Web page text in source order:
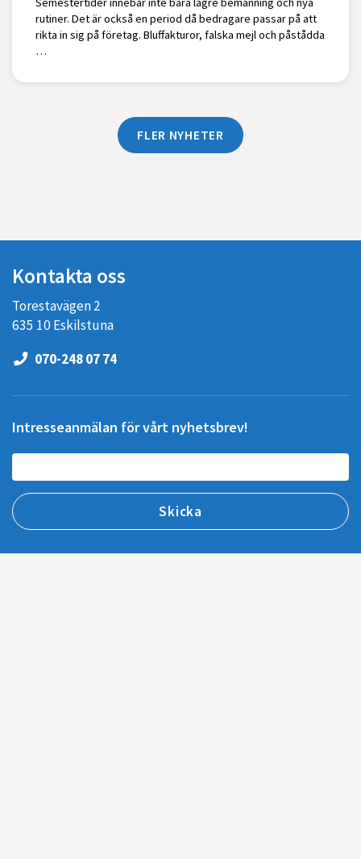
rutiner. Det är också en period då bedragare passar på att
rikta in sig på företag. Bluffakturor, falska mejl och påstådda
…
FLER NYHETER
Kontakta oss
Torestavägen 2
635 10 Eskilstuna
070-248 07 74
Intresseanmälan för vårt nyhetsbrev!